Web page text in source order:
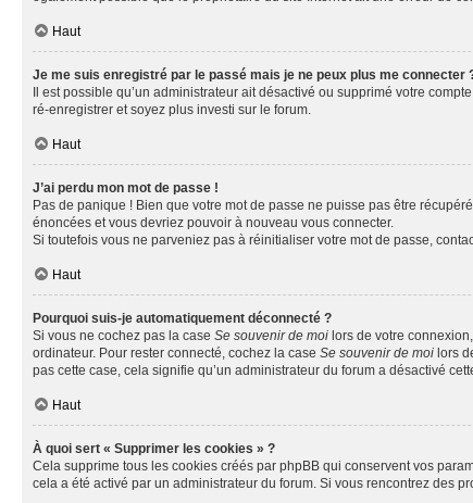
Haut
Je me suis enregistré par le passé mais je ne peux plus me connecter
Il est possible qu’un administrateur ait désactivé ou supprimé votre
ré-enregistrer et soyez plus investi sur le forum.
Haut
J’ai perdu mon mot de passe !
Pas de panique ! Bien que votre mot de passe ne puisse pas être
énoncées et vous devriez pouvoir à nouveau vous connecter.
Si toutefois vous ne parveniez pas à réinitialiser votre mot de passe,
Haut
Pourquoi suis-je automatiquement déconnecté ?
Si vous ne cochez pas la case Se souvenir de moi lors de votre
ordinateur. Pour rester connecté, cochez la case Se souvenir de moi lors
pas cette case, cela signifie qu’un administrateur du forum a désactivé
Haut
À quoi sert « Supprimer les cookies » ?
Cela supprime tous les cookies créés par phpBB qui conservent vos
cela a été activé par un administrateur du forum. Si vous rencontrez des